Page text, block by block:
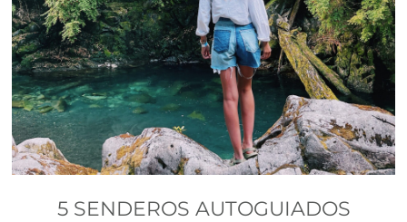
5 SENDEROS AUTOGUIADOS